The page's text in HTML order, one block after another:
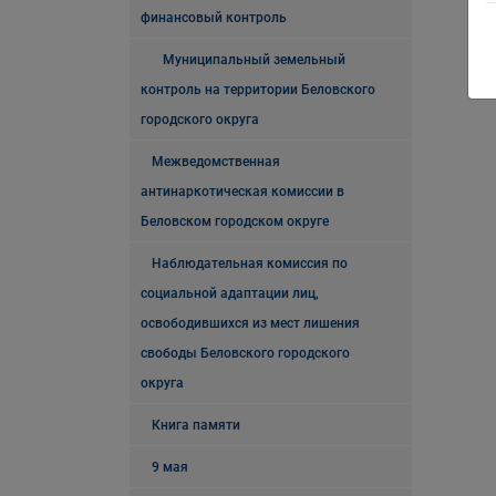
финансовый контроль
Муниципальный земельный
контроль на территории Беловского
городского округа
Межведомственная
антинаркотическая комиссии в
Беловском городском округе
Наблюдательная комиссия по
социальной адаптации лиц,
освободившихся из мест лишения
свободы Беловского городского
округа
Книга памяти
9 мая